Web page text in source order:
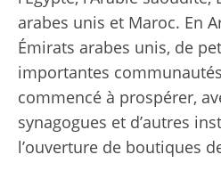
arabes unis et Maroc. En
Émirats arabes unis, de
importantes
commencé à prospérer,
synagogues et d’autres
l’ouverture de boutiques